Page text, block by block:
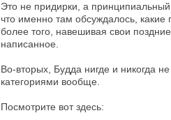
Это не придирки, а
что именно там обсуждалось,
более того, навешивая свои
написанное.
Во-вторых, Будда нигде и никогда
категориями вообще.
Посмотрите вот здесь: